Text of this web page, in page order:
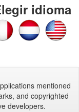
idioma
mentioned
and copyrighted
developers.